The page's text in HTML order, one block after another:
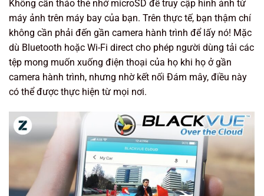
Không cần tháo thẻ nhớ microSD để truy cập hình ảnh từ
máy ảnh trên máy bay của bạn. Trên thực tế, bạn thậm chí
không cần phải đến gần camera hành trình để lấy nó! Mặc
dù Bluetooth hoặc Wi-Fi direct cho phép người dùng tải các
tệp mong muốn xuống điện thoại của họ khi họ ở gần
camera hành trình, nhưng nhờ kết nối Đám mây, điều này
có thể được thực hiện từ mọi nơi.